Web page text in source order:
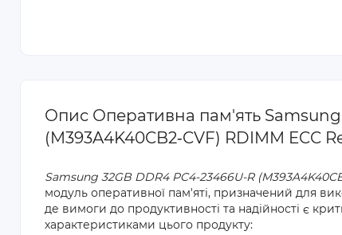
Опис Оперативна пам'ять Samsung
(M393A4K40CB2‐CVF) RDIMM ECC
Samsung 32GB DDR4 PC4-23466U-R
модуль оперативної пам'яті, призначений для
де вимоги до продуктивності та надійності є
характеристиками цього продукту: